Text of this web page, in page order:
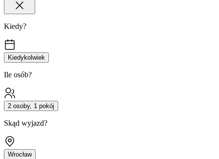
Kiedy?
Kiedykolwiek
Ile osób?
2 osoby, 1 pokój
Skąd wyjazd?
Wrocław